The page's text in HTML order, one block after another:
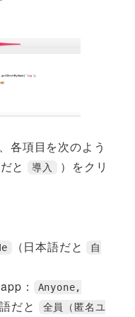
各項目を次のよう
と 導入
）をクリ
（日本語だと
自
：
Anyone,
だと
全員（匿名ユ